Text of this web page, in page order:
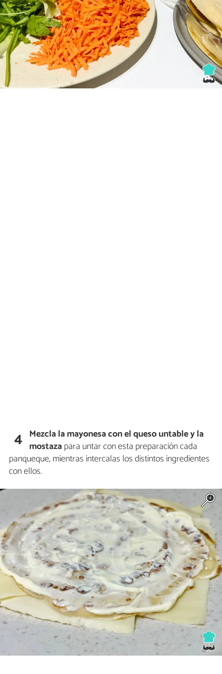
4 Mezcla la mayonesa con el queso untable y la
mostazapara untar con esta preparación cada
panqueque, mientras intercalas los distintos ingredientes
con ellos.